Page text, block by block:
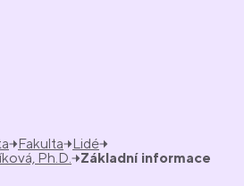
Fakulta
Lidé
Ph.D.
Základní informace